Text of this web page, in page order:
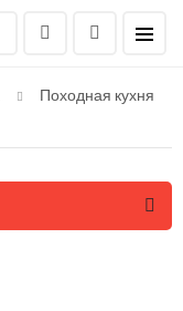
Походная кухня